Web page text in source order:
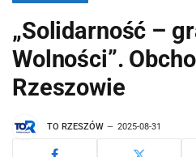
„Solidarność –
Wolności”.
Rzeszowie
TO RZESZÓW 2025-08-31